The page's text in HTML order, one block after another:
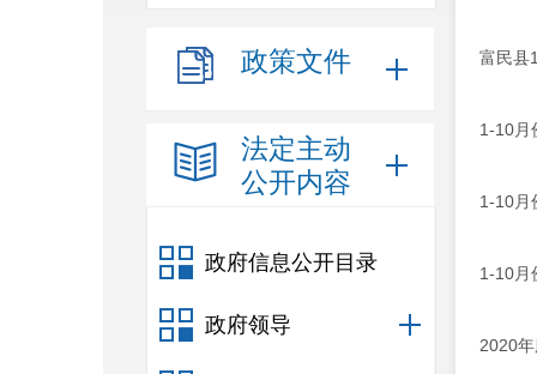
政策文件
法定主动
公开内容
政府信息公开目录
政府领导
富民县
1-10月
1-10月
1-10月
2020